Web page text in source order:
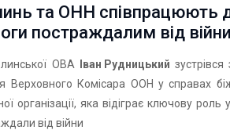
та ОНН співпрацюють
постраждалим від війни
ОВА Іван Рудницький
Верховного Комісара ООН у справах
організації, яка відіграє ключову роль
від війни